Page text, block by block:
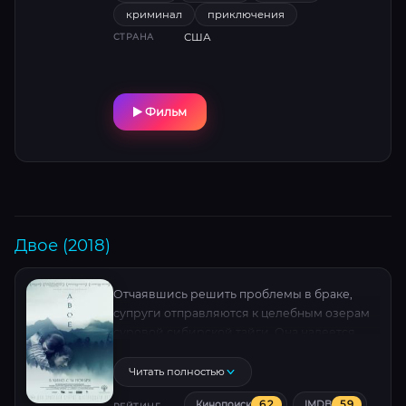
опасных перестрелок и неожиданных
поворотов на фоне бескрайних дорог и
экшена, чёрного юмора и неподдельного
напряжения.
криминал приключения
СТРАНА США
Фильм
Двое (2018)
Отчаявшись решить проблемы в браке,
супруги отправляются к целебным озерам
о разводе — но разбушевавшаяся стихия
отрезает путь назад. В диком лесу, среди
Читать полностью